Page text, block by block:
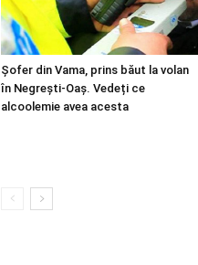
Șofer din Vama, prins băut la volan
în Negrești-Oaș. Vedeți ce
alcoolemie avea acesta